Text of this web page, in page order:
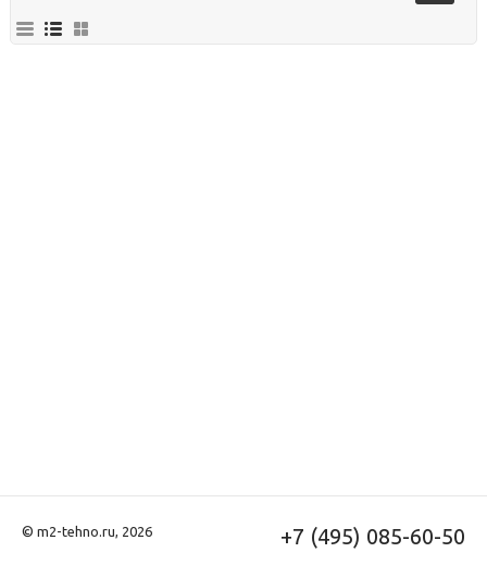
© m2-tehno.ru, 2026 +7 (495) 085-60-50